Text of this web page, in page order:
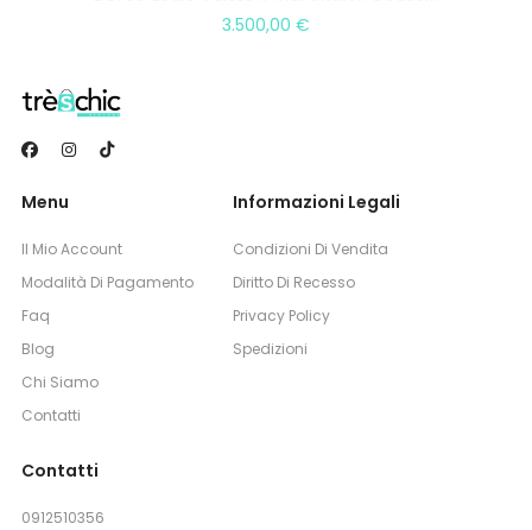
3.500,00 €
Menu
Il Mio Account
Modalità Di Pagamento
Faq
Blog
Chi Siamo
Contatti
Informazioni Legali
Condizioni Di Vendita
Diritto Di Recesso
Privacy Policy
Spedizioni
Contatti
0912510356